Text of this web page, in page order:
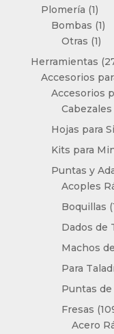
Plomería 11
Bombas 11
Otras 11
Herramientas
Accesorios
Accesorios
Hojas para
Kits para
Puntas y
Acoples
Boquillas
Dados de
Machos
Para
Puntas
Fresas
Acero